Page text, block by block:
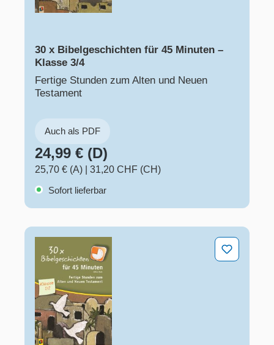
30 x Bibelgeschichten für 45 Minuten –
Klasse 3/4
Fertige Stunden zum Alten und Neuen
Testament
Auch als PDF
24,99 € (D)
25,70 € (A)
31,20 CHF (CH)
Sofort lieferbar
30 x Bibelgeschichten für 45 Minuten – Klasse 1/2